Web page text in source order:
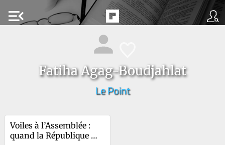
menu_open
Fatiha Agag-Boudjahlat
Le Point
Voiles à l’Assemblée :
quand la République